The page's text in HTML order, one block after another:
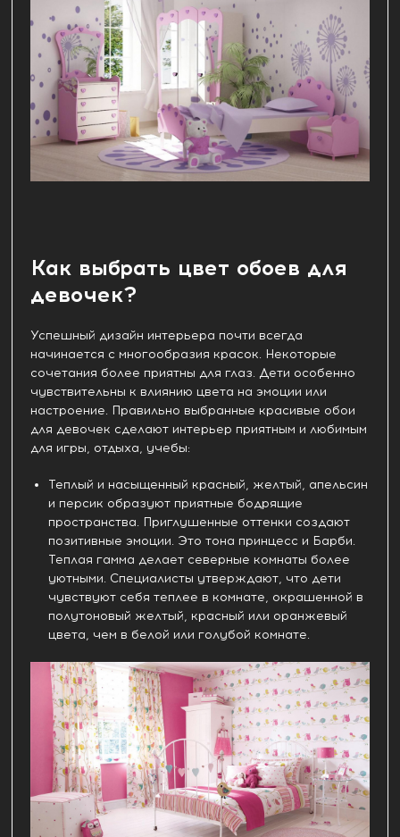
Как выбрать цвет обоев для
девочек?
Успешный дизайн интерьера почти всегда
начинается с многообразия красок. Некоторые
сочетания более приятны для глаз. Дети особенно
чувствительны к влиянию цвета на эмоции или
настроение. Правильно выбранные красивые обои
для девочек сделают интерьер приятным и любимым
для игры, отдыха, учебы:
Теплый и насыщенный красный, желтый, апельсин
и персик образуют приятные бодрящие
пространства. Приглушенные оттенки создают
позитивные эмоции. Это тона принцесс и Барби.
Теплая гамма делает северные комнаты более
уютными. Специалисты утверждают, что дети
чувствуют себя теплее в комнате, окрашенной в
полутоновый желтый, красный или оранжевый
цвета, чем в белой или голубой комнате.